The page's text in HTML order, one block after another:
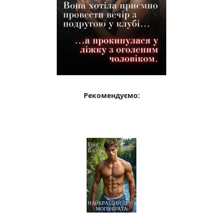
Рекомендуємо: